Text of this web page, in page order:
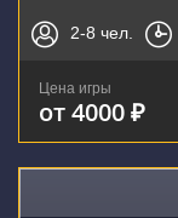
2-8 чел.
Цена игры
от 4000 ₽